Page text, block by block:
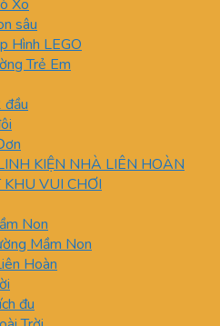
Xo
sâu
Hình LEGO
Trẻ Em
đầu
KIỆN NHÀ LIÊN HOÀN
VUI CHƠI
Non
Mầm Non
Hoàn
đu